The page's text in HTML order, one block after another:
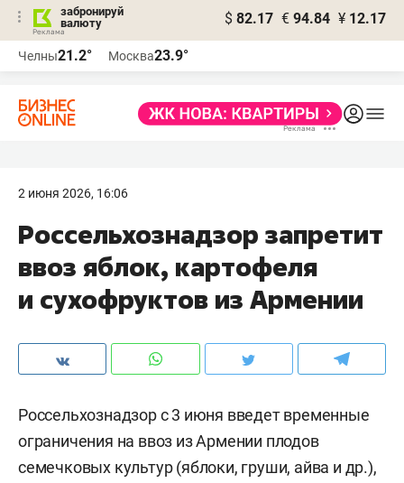
забронируй
валюту
$ 82.17 € 94.84 ¥ 12.17
Челны21.2° Москва23.9°
2 июня 2026, 16:06
Россельхознадзор запретит
ввоз яблок, картофеля
и сухофруктов из Армении
Россельхознадзор с 3 июня введет временные
ограничения на ввоз из Армении плодов
семечковых культур (яблоки, груши, айва и др.),